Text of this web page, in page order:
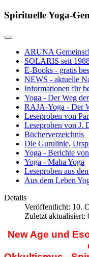
Spirituelle Yoga-
ARUNA
SOLARIS seit
E-Books - gratis
NEWS - aktuelle
Informationen für
Yoga - Der Weg
RAJA-Yoga - Der
Leseproben von
Leseproben von J.
Bücherverzeichnis
Die Gurulinie,
Yoga - Berichte
Yoga - Maha Yoga
Leseproben aus
Aus dem Leben
Details
Veröffentlicht: 10.
Zuletzt aktualisiert:
New Age und